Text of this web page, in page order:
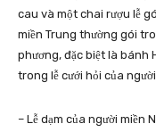
cau và một chai rượu lễ
miền Trung thường gói
phương, đặc biệt là bánh
trong lễ cưới hỏi của
– Lễ dạm của người miền